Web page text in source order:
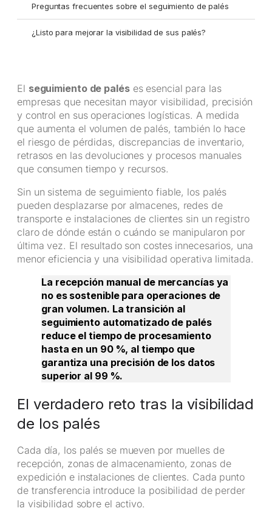
Preguntas frecuentes sobre el seguimiento de palés
¿Listo para mejorar la visibilidad de sus palés?
El seguimiento de paléses esencial para las
empresas que necesitan mayor visibilidad, precisión
y control en sus operaciones logísticas. A medida
que aumenta el volumen de palés, también lo hace
el riesgo de pérdidas, discrepancias de inventario,
retrasos en las devoluciones y procesos manuales
que consumen tiempo y recursos.
Sin un sistema de seguimiento fiable, los palés
pueden desplazarse por almacenes, redes de
transporte e instalaciones de clientes sin un registro
claro de dónde están o cuándo se manipularon por
última vez. El resultado son costes innecesarios, una
menor eficiencia y una visibilidad operativa limitada.
La recepción manual de mercancías ya
no es sostenible para operaciones de
gran volumen. La transición al
seguimiento automatizado de palés
reduce el tiempo de procesamiento
hasta en un 90 %, al tiempo que
garantiza una precisión de los datos
superior al 99 %.
El verdadero reto tras la visibilidad
de los palés
Cada día, los palés se mueven por muelles de
recepción, zonas de almacenamiento, zonas de
expedición e instalaciones de clientes. Cada punto
de transferencia introduce la posibilidad de perder
la visibilidad sobre el activo.